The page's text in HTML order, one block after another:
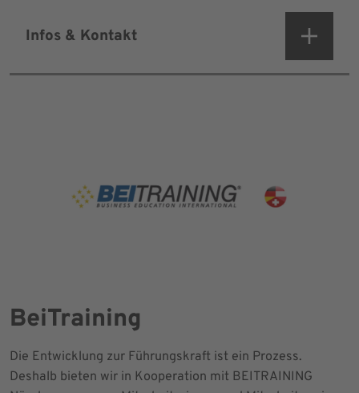
Infos & Kontakt
BeiTraining
Die Entwicklung zur Führungskraft ist ein Prozess.
Deshalb bieten wir in Kooperation mit BEITRAINING